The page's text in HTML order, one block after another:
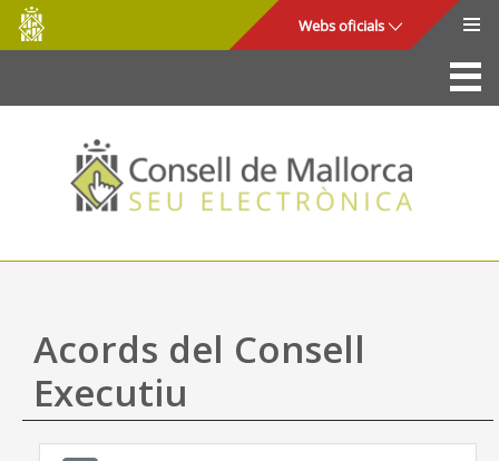
Salta al contingut principal
Consell
de
Mallorca
Webs oficials
La Seu
Consell de Mallorca
Accés i seguretat
Utilitats
Ajuda
Acords del Consell
Executiu